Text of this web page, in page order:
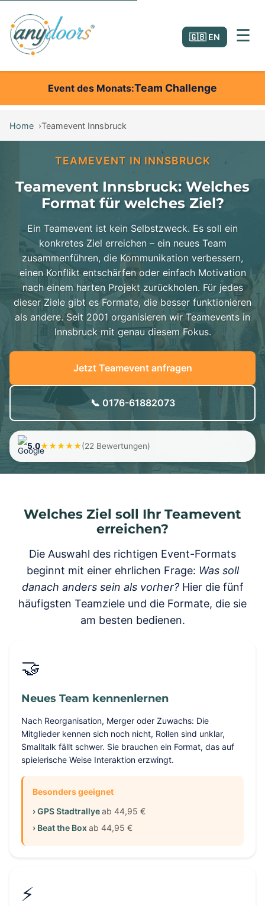
🇬🇧 EN ☰
Event des Monats Team Challenge
Home Teamevent Innsbruck
TEAMEVENT IN INNSBRUCK
Teamevent Innsbruck: Welches
Format für welches Ziel?
Ein Teamevent ist kein Selbstzweck. Es soll ein
konkretes Ziel erreichen – ein neues Team
zusammenführen, die Kommunikation verbessern,
einen Konflikt entschärfen oder einfach Motivation
nach einem harten Projekt zurückholen. Für jedes
dieser Ziele gibt es Formate, die besser funktionieren
als andere. Seit 2001 organisieren wir Teamevents in
Innsbruck mit genau diesem Fokus.
Jetzt Teamevent anfragen
📞 0176-61882073
5.0★★★★★(22 Bewertungen)
Welches Ziel soll Ihr Teamevent
erreichen?
Die Auswahl des richtigen Event-Formats
beginnt mit einer ehrlichen Frage: Was soll
danach anders sein als vorher?Hier die fünf
häufigsten Teamziele und die Formate, die sie
am besten bedienen.
🤝
Neues Team kennenlernen
Nach Reorganisation, Merger oder Zuwachs: Die
Mitglieder kennen sich noch nicht, Rollen sind unklar,
Smalltalk fällt schwer. Sie brauchen ein Format, das auf
spielerische Weise Interaktion erzwingt.
Besonders geeignet
› GPS Stadtrallyeab 44,95 €
› Beat the Boxab 44,95 €
⚡